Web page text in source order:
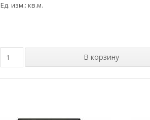
Ед. изм.: кв.м.